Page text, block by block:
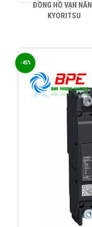
ĐỒNG HỒ VẠN
KYORITSU
-45%